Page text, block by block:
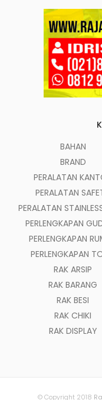
BAHAN
BRAND
PERALATAN
PERALATAN
PERALATAN
PERLENGKAPAN
PERLENGKAPAN
PERLENGKAPAN
RAK ARSIP
RAK BARANG
RAK BESI
RAK CHIKI
RAK DISPLAY
© Copyright 2018